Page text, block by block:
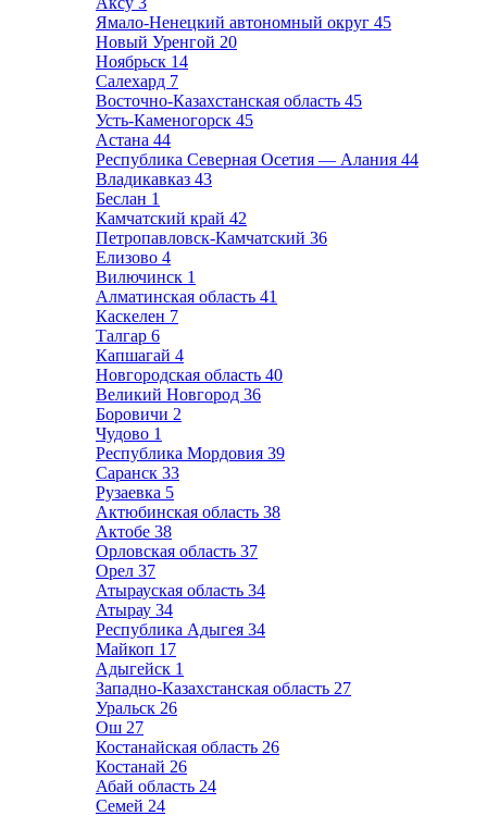
Ямало-Ненецкий автономный округ 45
Новый Уренгой 20
Ноябрьск 14
Салехард 7
Восточно-Казахстанская область 45
Усть-Каменогорск 45
Астана 44
Республика Северная Осетия — Алания 44
Владикавказ 43
Беслан 1
Камчатский край 42
Петропавловск-Камчатский 36
Елизово 4
Вилючинск 1
Алматинская область 41
Каскелен 7
Талгар 6
Капшагай 4
Новгородская область 40
Великий Новгород 36
Боровичи 2
Чудово 1
Республика Мордовия 39
Саранск 33
Рузаевка 5
Актюбинская область 38
Актобе 38
Орловская область 37
Орел 37
Атырауская область 34
Атырау 34
Республика Адыгея 34
Майкоп 17
Адыгейск 1
Западно-Казахстанская область 27
Уральск 26
Ош 27
Костанайская область 26
Костанай 26
Абай область 24
Семей 24